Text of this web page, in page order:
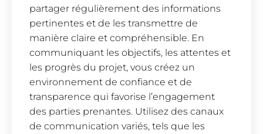
partager régulièrement des informations
pertinentes et de les transmettre de
manière claire et compréhensible. En
communiquant les objectifs, les attentes et
les progrès du projet, vous créez un
environnement de confiance et de
transparence qui favorise l’engagement
des parties prenantes. Utilisez des canaux
de communication variés, tels que les